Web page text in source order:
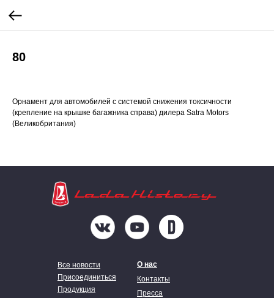
80
Орнамент для автомобилей с системой снижения токсичности
(крепление на крышке багажника справа) дилера Satra Motors
(Великобритания)
Контакты
Пресса
Продукция
О нас
Присоединиться
Все новости